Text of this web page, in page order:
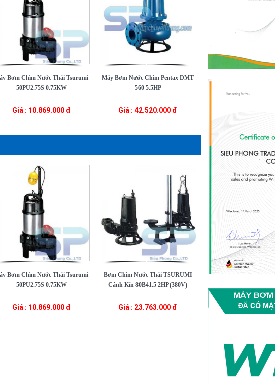
Bơm Chìm Nước Thải Tsurumi
50PU2.75S 0.75KW
Giá : 10.869.000 đ
Máy Bơm Nước Chìm Pentax DMT
560 5.5HP
Giá : 42.520.000 đ
Bơm Chìm Nước Thải Tsurumi
50PU2.75S 0.75KW
Giá : 10.869.000 đ
Bơm Chìm Nước Thải TSURUMI
Cánh Kín 80B41.5 2HP (380V)
Giá : 23.763.000 đ